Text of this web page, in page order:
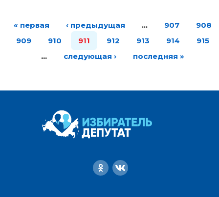
« первая ‹ предыдущая … 907
908
909
910 911 912 913 914
915
…
следующая › последняя »